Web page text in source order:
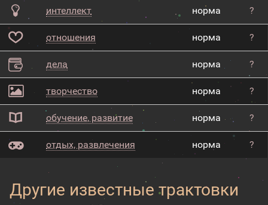
интеллект норма ?
отношения норма ?
дела норма ?
творчество норма ?
обучение, развитие норма ?
отдых, развлечения норма ?
Другие известные трактовки